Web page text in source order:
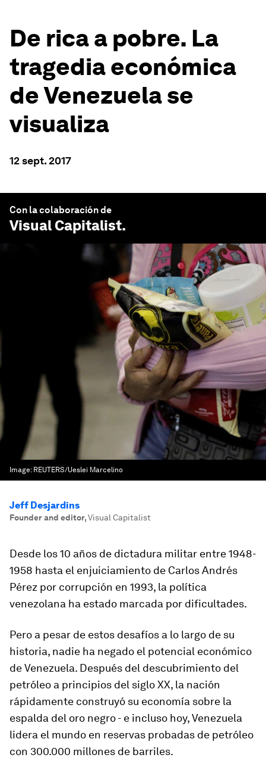
De rica a pobre. La
tragedia económica
de Venezuela se
visualiza
12 sept. 2017
Con la colaboración de
Visual Capitalist.
Image: REUTERS/Ueslei Marcelino
Jeff Desjardins
Founder and editor,Visual Capitalist
Desde los 10 años de dictadura militar entre 1948-
1958 hasta el enjuiciamiento de Carlos Andrés
Pérez por corrupción en 1993, la política
venezolana ha estado marcada por dificultades.
Pero a pesar de estos desafíos a lo largo de su
historia, nadie ha negado el potencial económico
de Venezuela. Después del descubrimiento del
petróleo a principios del siglo XX, la nación
rápidamente construyó su economía sobre la
espalda del oro negro - e incluso hoy, Venezuela
lidera el mundo en reservas probadas de petróleo
con 300.000 millones de barriles.